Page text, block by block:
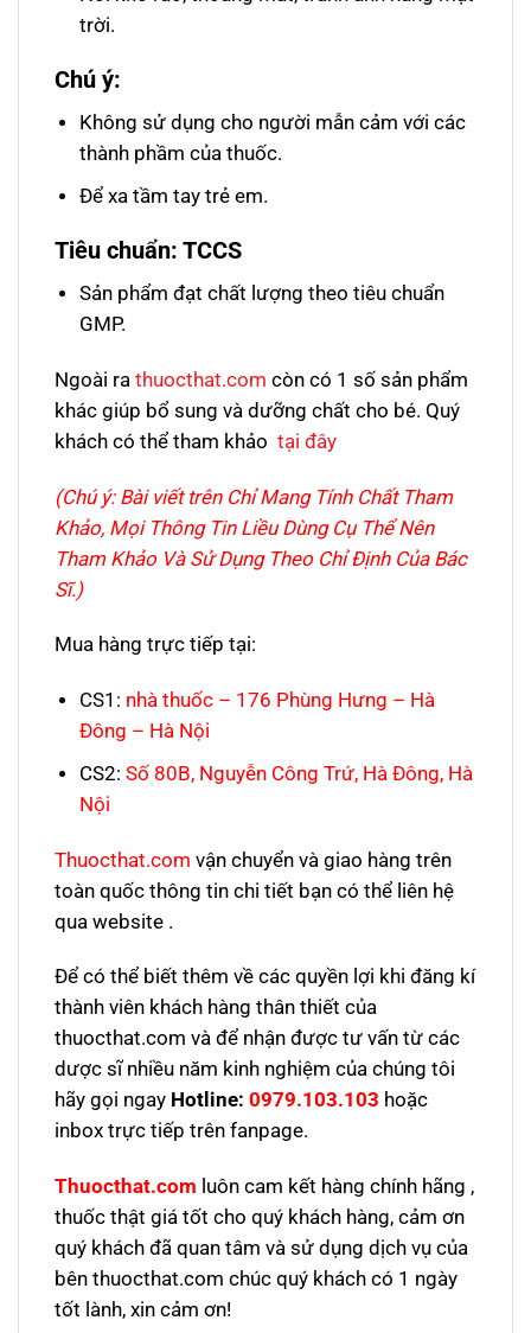
trời.
Chú ý:
Không sử dụng cho người mẫn cảm với các
thành phầm của thuốc.
Để xa tầm tay trẻ em.
Tiêu chuẩn: TCCS
Sản phẩm đạt chất lượng theo tiêu chuẩn
GMP.
Ngoài ra thuocthat.com còn có 1 số sản phẩm
khác giúp bổ sung và dưỡng chất cho bé. Quý
khách có thể tham khảo tại đây
(Chú ý: Bài viết trên Chỉ Mang Tính Chất Tham
Khảo, Mọi Thông Tin Liều Dùng Cụ Thể Nên
Tham Khảo Và Sử Dụng Theo Chỉ Định Của Bác
Sĩ.)
Mua hàng trực tiếp tại:
CS1: nhà thuốc – 176 Phùng Hưng – Hà
Đông – Hà Nội
CS2: Số 80B, Nguyễn Công Trứ, Hà Đông, Hà
Nội
Thuocthat.com vận chuyển và giao hàng trên
toàn quốc thông tin chi tiết bạn có thể liên hệ
qua website .
Để có thể biết thêm về các quyền lợi khi đăng kí
thành viên khách hàng thân thiết của
thuocthat.com và để nhận được tư vấn từ các
dược sĩ nhiều năm kinh nghiệm của chúng tôi
hãy gọi ngay Hotline: 0979.103.103 hoặc
inbox trực tiếp trên fanpage.
Thuocthat.com luôn cam kết hàng chính hãng ,
thuốc thật giá tốt cho quý khách hàng, cảm ơn
quý khách đã quan tâm và sử dụng dịch vụ của
bên thuocthat.com chúc quý khách có 1 ngày
tốt lành, xin cảm ơn!